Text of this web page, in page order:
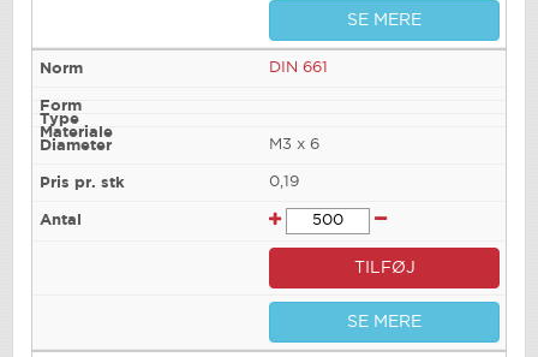
SE MERE
DIN 661
M3 x 6
0,19
TILFØJ
SE MERE